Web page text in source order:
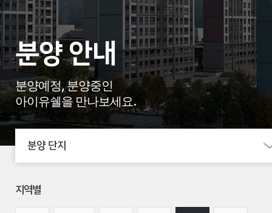
분양 안내
분양예정, 분양중인
아이유쉘을 만나보세요.
분양 단지
지역별